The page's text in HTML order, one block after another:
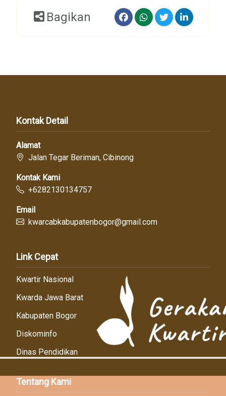
Bagikan
Kontak Detail
Alamat
Jalan Tegar Beriman, Cibinong
Kontak Kami
+6282130134757
Email
kwarcabkabupatenbogor@gmail.com
Link Cepat
Kwartir Nasional
Kwarda Jawa Barat
Kabupaten Bogor
Diskominfo
Dinas Pendidikan
Tentang Kami